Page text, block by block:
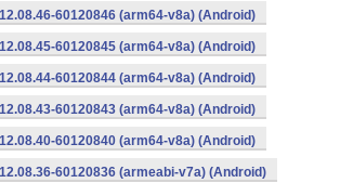
60120846 (arm64-v8a) (Android)
60120845 (arm64-v8a) (Android)
60120844 (arm64-v8a) (Android)
60120843 (arm64-v8a) (Android)
60120840 (arm64-v8a) (Android)
60120836 (armeabi-v7a) (Android)